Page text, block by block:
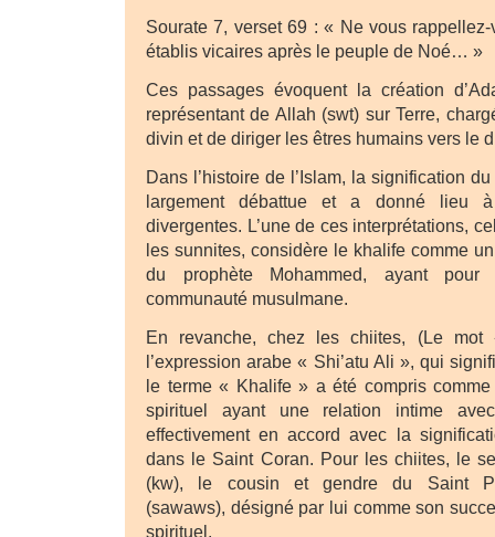
Sourate 7, verset 69 : « Ne vous
établis vicaires après le peuple de Noé… »
Ces passages évoquent la création
représentant de Allah (swt) sur Terre,
divin et de diriger les êtres humains vers le
Dans l’histoire de l’Islam, la signification
largement débattue et a donné lieu à
divergentes. L’une de ces interprétations,
les sunnites, considère le khalife comme
du prophète Mohammed, ayant
communauté musulmane.
En revanche, chez les chiites, (Le
l’expression arabe « Shi’atu Ali », qui
le terme « Khalife » a été compris
spirituel ayant une relation intime
effectivement en accord avec la
dans le Saint Coran. Pour les chiites, le
(kw), le cousin et gendre du Saint
(sawaws), désigné par lui comme son
spirituel.